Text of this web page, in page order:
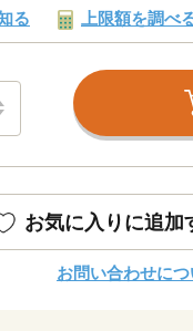
る 上限額を調べ
お気に入りに追加
お問い合わせにつ